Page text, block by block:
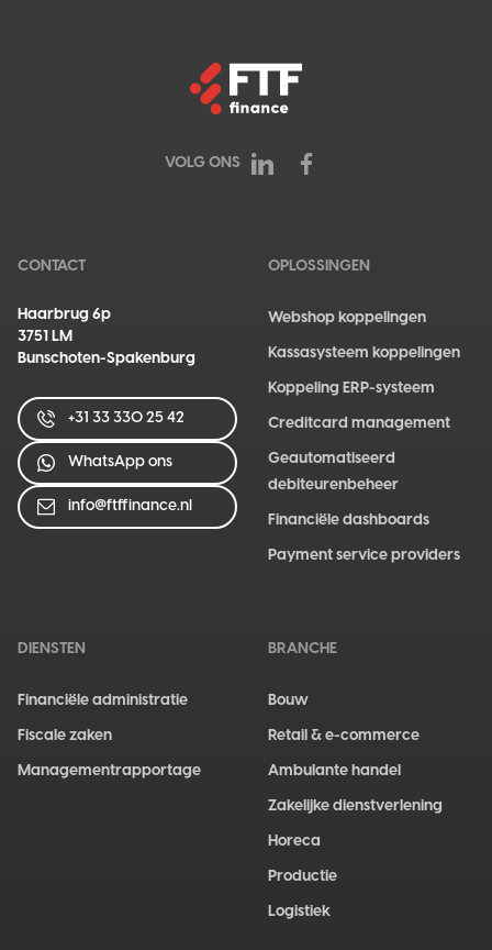
VOLG ONS
LinkedIn FTF finance
Facebook FTF finance
CONTACT
Haarbrug 6p
3751 LM
Bunschoten-Spakenburg
+31 33 330 25 42
WhatsApp ons
info@ftffinance.nl
OPLOSSINGEN
Webshop koppelingen
Kassasysteem koppelingen
Koppeling ERP-systeem
Creditcard management
Geautomatiseerd
debiteurenbeheer
Financiële dashboards
Payment service providers
DIENSTEN
Financiële administratie
Fiscale zaken
Managementrapportage
BRANCHE
Bouw
Retail & e-commerce
Ambulante handel
Zakelijke dienstverlening
Horeca
Productie
Logistiek